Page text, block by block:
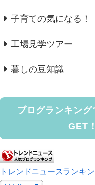
子育ての気になる！
工場見学ツアー
暮しの豆知識
ブログランキング
GET！
トレンドニュースランキ